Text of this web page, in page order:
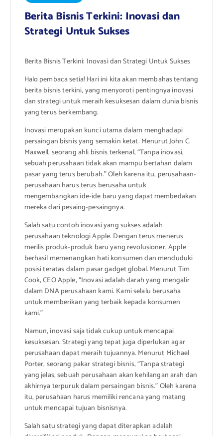
Berita Bisnis Terkini: Inovasi dan
Strategi Untuk Sukses
Berita Bisnis Terkini: Inovasi dan Strategi Untuk Sukses
Halo pembaca setia! Hari ini kita akan membahas tentang
berita bisnis terkini, yang menyoroti pentingnya inovasi
dan strategi untuk meraih kesuksesan dalam dunia bisnis
yang terus berkembang.
Inovasi merupakan kunci utama dalam menghadapi
persaingan bisnis yang semakin ketat. Menurut John C.
Maxwell, seorang ahli bisnis terkenal, “Tanpa inovasi,
sebuah perusahaan tidak akan mampu bertahan dalam
pasar yang terus berubah.” Oleh karena itu, perusahaan-
perusahaan harus terus berusaha untuk
mengembangkan ide-ide baru yang dapat membedakan
mereka dari pesaing-pesaingnya.
Salah satu contoh inovasi yang sukses adalah
perusahaan teknologi Apple. Dengan terus menerus
merilis produk-produk baru yang revolusioner, Apple
berhasil memenangkan hati konsumen dan menduduki
posisi teratas dalam pasar gadget global. Menurut Tim
Cook, CEO Apple, “Inovasi adalah darah yang mengalir
dalam DNA perusahaan kami. Kami selalu berusaha
untuk memberikan yang terbaik kepada konsumen
kami.”
Namun, inovasi saja tidak cukup untuk mencapai
kesuksesan. Strategi yang tepat juga diperlukan agar
perusahaan dapat meraih tujuannya. Menurut Michael
Porter, seorang pakar strategi bisnis, “Tanpa strategi
yang jelas, sebuah perusahaan akan kehilangan arah dan
akhirnya terpuruk dalam persaingan bisnis.” Oleh karena
itu, perusahaan harus memiliki rencana yang matang
untuk mencapai tujuan bisnisnya.
Salah satu strategi yang dapat diterapkan adalah